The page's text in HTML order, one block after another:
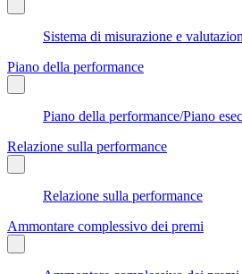
Sistema di misurazione e
Piano della performance
Piano della performance/Piano
Relazione sulla performance
Relazione sulla performance
Ammontare complessivo dei premi